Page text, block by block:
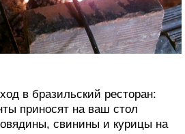
в бразильский ресторан:
приносят на ваш стол
свинины и курицы на